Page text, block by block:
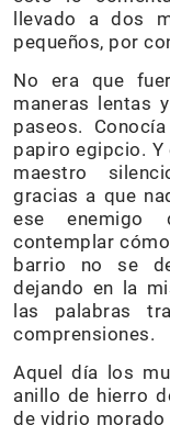
llevado a dos
pequeños, por
No era que
maneras lentas
paseos.
papiro egipcio.
maestro
gracias a que
ese enemigo
contemplar
barrio no se
dejando en la
las palabras
comprensiones.
Aquel día los
anillo de hierro
de vidrio